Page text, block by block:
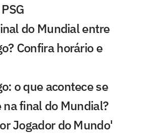
do Mundial entre
Confira horário e
o que acontece se
final do Mundial?
Jogador do Mundo'